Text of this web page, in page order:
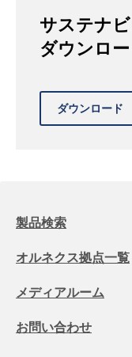
サステナ
ダウンロ
製品検索
オルネクス拠点一覧
メディアルーム
お問い合わせ